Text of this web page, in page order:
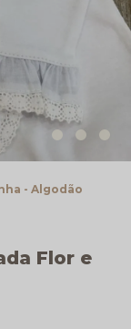
- Algodão
Flor e